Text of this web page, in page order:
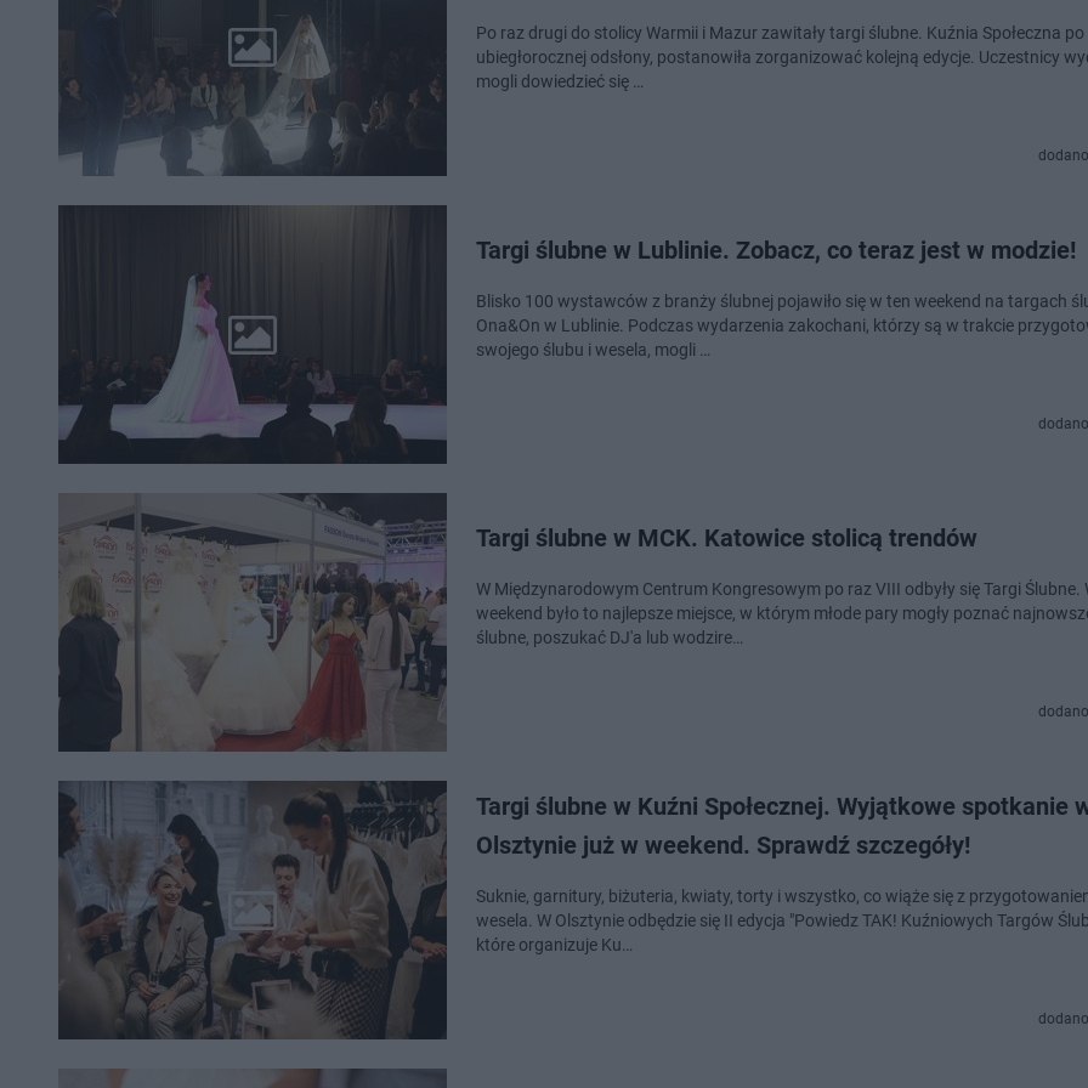
Po raz drugi do stolicy Warmii i Mazur zawitały targi ślubne. Kuźnia Społeczna po
ubiegłorocznej odsłony, postanowiła zorganizować kolejną edycje. Uczestnicy
mogli dowiedzieć się …
Targi ślubne w Lublinie. Zobacz, co teraz jest w modzie!
Blisko 100 wystawców z branży ślubnej pojawiło się w ten weekend na targach
Ona&On w Lublinie. Podczas wydarzenia zakochani, którzy są w trakcie
swojego ślubu i wesela, mogli …
Targi ślubne w MCK. Katowice stolicą trendów
W Międzynarodowym Centrum Kongresowym po raz VIII odbyły się Targi Ślubne.
weekend było to najlepsze miejsce, w którym młode pary mogły poznać
ślubne, poszukać DJ'a lub wodzire…
Targi ślubne w Kuźni Społecznej. Wyjątkowe spotkanie
Olsztynie już w weekend. Sprawdź szczegóły!
Suknie, garnitury, biżuteria, kwiaty, torty i wszystko, co wiąże się z
wesela. W Olsztynie odbędzie się II edycja "Powiedz TAK! Kuźniowych Targów
które organizuje Ku…